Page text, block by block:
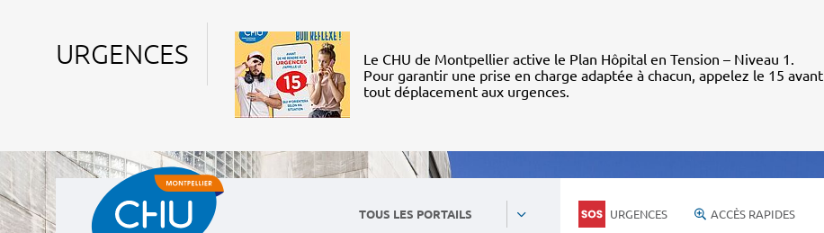
URGENCES
Le CHU de Montpellier active le Plan Hôpital en Tension – Niveau 1.
Pour garantir une prise en charge adaptée à chacun, appelez le 15 avant
tout déplacement aux urgences.
TOUS LES PORTAILS URGENCES ACCÈS RAPIDES